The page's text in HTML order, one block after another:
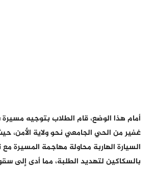
أمام هذا الوضع، قام الطلاب بتوجيه
غفير من الحي الجامعي نحو ولاية الأمن،
السيارة الهاربة محاولة مهاجمة المسيرة مع
بالسكاكين لتهديد الطلبة، مما أدى إلى